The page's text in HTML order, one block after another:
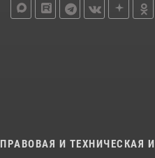
ПРАВОВАЯ И ТЕХНИЧЕСКАЯ